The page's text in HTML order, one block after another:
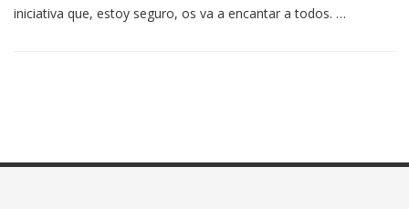
iniciativa que, estoy seguro, os va a encantar a todos. …